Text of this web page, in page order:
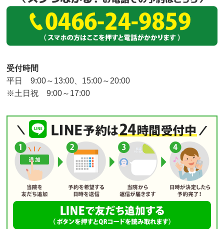
受付時間
平日 9:00～13:00、15:00～20:00
※土日祝 9:00～17:00